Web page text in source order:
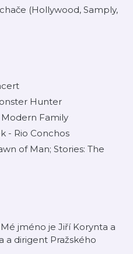
(Hollywood, Samply,
Hunter
Family
- Rio Conchos
of Man; Stories: The
jméno je Jiří Korynta a
a dirigent Pražského